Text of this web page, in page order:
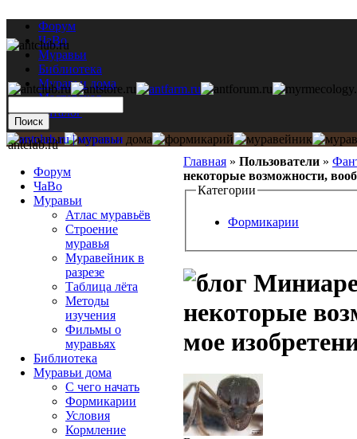
Форум
ЧаВо
Муравьи
Библиотека
Муравьи дома
Мастерская
Каталог
Главная » Пользователи »
некоторые возможности,
Категории
Формикарии
некоторые
мое
antclub.ru
Форум
ЧаВо
Муравьи
Атлас муравьёв
Строение
муравья
Муравейник в
разрезе
Таблица лёта
Методы
изучения
Фильмы о
муравьях
Библиотека
Муравьи дома
С чего начать
Формикарии
Условия
Кормление